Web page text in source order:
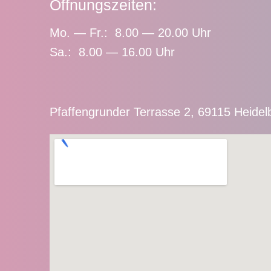
Öffnungszeiten:
Mo. — Fr.: 8.00 — 20.00 Uhr
Sa.: 8.00 — 16.00 Uhr
Pfaffengrunder Terrasse 2, 69115